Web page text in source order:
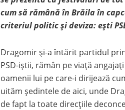
cum să rămână în Brăila în
criteriul politic și deviza: ești
Dragomir și-a întărit partidul
PSD-iștii, rămân pe viață
oamenii lui pe care-i dirijează
uităm ședintele de aici, unde
de fapt la toate direcțiile